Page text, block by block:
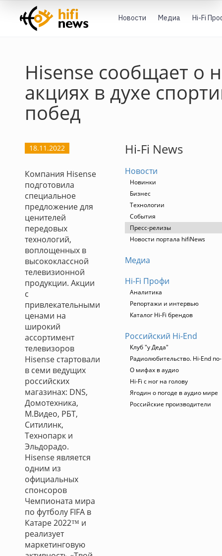
Новости Медиа Hi-Fi
Hisense сообщает о
акциях в духе
побед
18.11.2022
Компания Hisense
подготовила
специальное
предложение для
ценителей
передовых
технологий,
воплощенных в
высококлассной
телевизионной
продукции. Акции
с
привлекательными
ценами на
широкий
ассортимент
телевизоров
Hisense стартовали
в семи ведущих
российских
магазинах: DNS,
Домотехника,
М.Видео, РБТ,
Ситилинк,
Технопарк и
Эльдорадо.
Hisense является
одним из
официальных
спонсоров
Чемпионата мира
по футболу FIFA в
Катаре 2022™ и
реализует
маркетинговую
Hi-Fi News
Новости
Новинки
Бизнес
Технологии
События
Пресс-релизы
Новости портала hifiNews
Медиа
Hi-Fi Профи
Аналитика
Репортажи и интервью
Каталог Hi-Fi брендов
Российский Hi-End
Клуб "у Деда"
Радиолюбительство. Hi-End
О мифах в аудио
Hi-Fi с ног на голову
Ягодин о погоде в аудио мире
Российские производители